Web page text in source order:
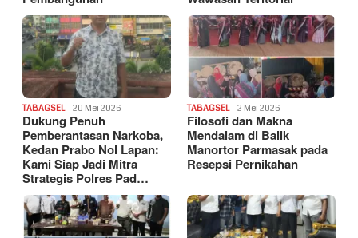
TABAGSEL 20 Mei 2026
Dukung Penuh
Pemberantasan Narkoba,
Kedan Prabo Nol Lapan:
Kami Siap Jadi Mitra
Strategis Polres Pad…
TABAGSEL 2 Mei 2026
Filosofi dan Makna
Mendalam di Balik
Manortor Parmasak pada
Resepsi Pernikahan